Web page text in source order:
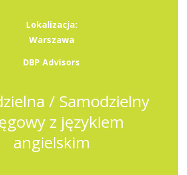
Lokalizacja:
Warszawa
DBP Advisors
/ Samodzielny
z językiem
angielskim